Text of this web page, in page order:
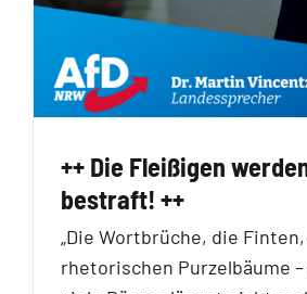
++ Die Fleißigen
bestraft! ++
„Die Wortbrüche, die
rhetorischen Purzelbäume